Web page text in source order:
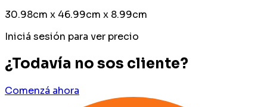
30.98cm x 46.99cm x 8.99cm
Iniciá sesión para ver precio
¿Todavía no sos cliente?
Comenzá ahora